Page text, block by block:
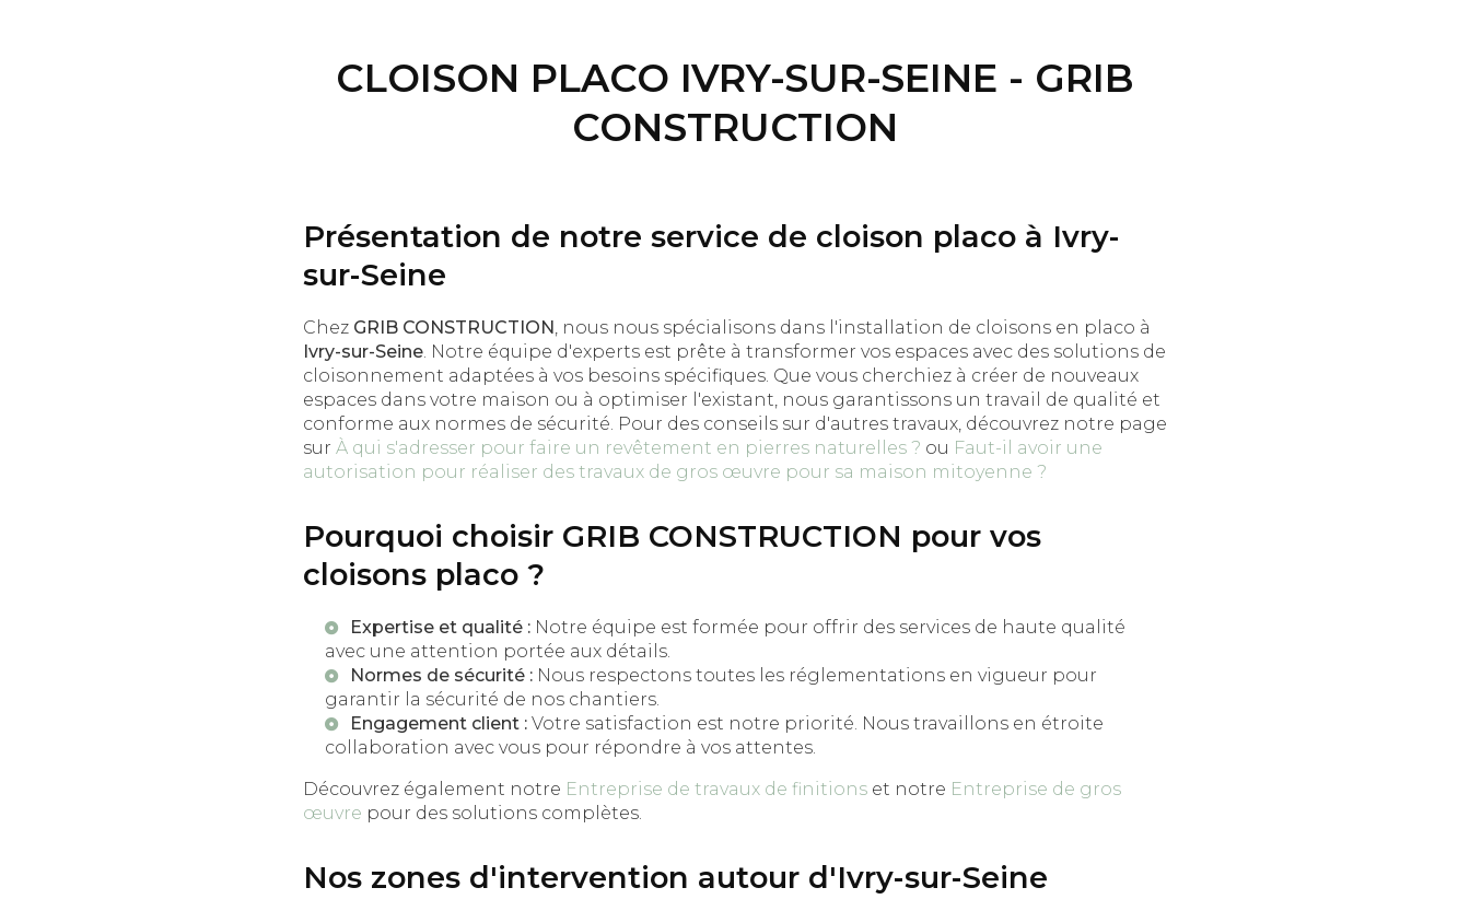
CLOISON PLACO IVRY-SUR-SEINE - GRIB
CONSTRUCTION
Présentation de notre service de cloison placo à Ivry-
sur-Seine
Chez GRIB CONSTRUCTION , nous nous spécialisons dans l'installation de cloisons en placo à
Ivry-sur-Seine. Notre équipe d'experts est prête à transformer vos espaces avec des solutions de
cloisonnement adaptées à vos besoins spécifiques. Que vous cherchiez à créer de nouveaux
espaces dans votre maison ou à optimiser l'existant, nous garantissons un travail de qualité et
conforme aux normes de sécurité. Pour des conseils sur d'autres travaux, découvrez notre page
sur À qui s'adresser pour faire un revêtement en pierres naturelles ? ou Faut-il avoir une
autorisation pour réaliser des travaux de gros œuvre pour sa maison mitoyenne ?
Pourquoi choisir GRIB CONSTRUCTION pour vos
cloisons placo ?
Expertise et qualité : Notre équipe est formée pour offrir des services de haute qualité
avec une attention portée aux détails.
Normes de sécurité : Nous respectons toutes les réglementations en vigueur pour
garantir la sécurité de nos chantiers.
Engagement client : Votre satisfaction est notre priorité. Nous travaillons en étroite
collaboration avec vous pour répondre à vos attentes.
Découvrez également notre Entreprise de travaux de finitions et notre Entreprise de gros
œuvre pour des solutions complètes.
Nos zones d'intervention autour d'Ivry-sur-Seine